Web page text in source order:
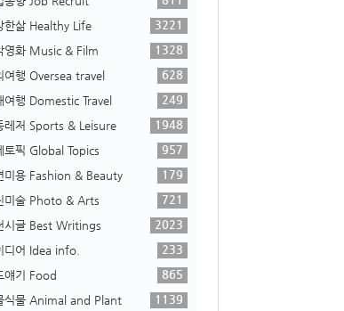
한삶 Healthy Life
3221
영화 Music & Film
1328
여행 Oversea travel
628
여행 Domestic Travel
249
레저 Sports & Leisure
1948
토픽 Global Topics
957
미용 Fashion & Beauty
179
미술 Photo & Arts
721
시글 Best Writings
2023
디어 Idea info.
233
얘기 Food
865
식물 Animal and Plant
1139